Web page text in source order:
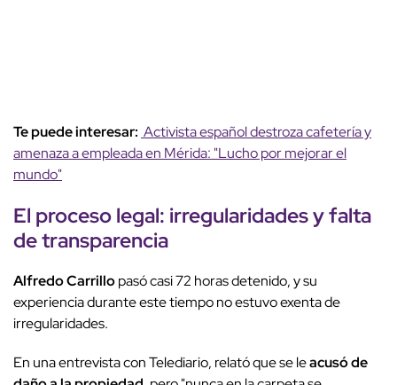
Te puede interesar: Activista español destroza cafetería y
amenaza a empleada en Mérida: "Lucho por mejorar el
mundo"
El proceso legal: irregularidades y falta
de transparencia
Alfredo Carrillopasó casi 72 horas detenido, y su
experiencia durante este tiempo no estuvo exenta de
irregularidades.
En una entrevista con Telediario, relató que se leacusó de